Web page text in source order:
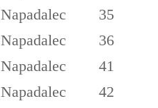
Napadalec
35
Napadalec
36
Napadalec
41
Napadalec
42